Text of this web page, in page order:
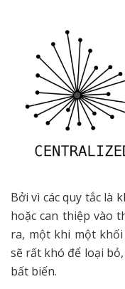
Bởi vì các quy tắc là
hoặc can thiệp vào
ra, một khi một
sẽ rất khó để loại
bất biến.